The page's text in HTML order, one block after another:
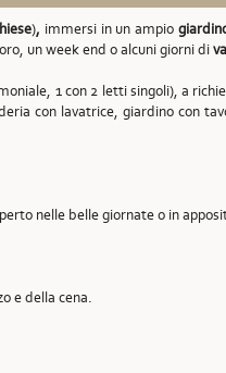
), immersi in un ampio
un week end o alcuni giorni di
1 con 2 letti singoli), a
con lavatrice, giardino con
nelle belle giornate o in
e della cena.